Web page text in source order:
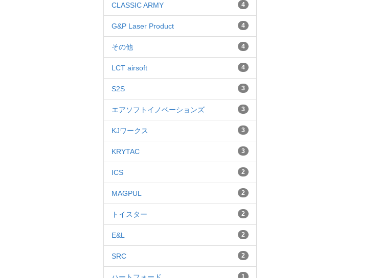
CLASSIC ARMY 4
G&P Laser Product 4
その他 4
LCT airsoft 4
S2S 3
エアソフトイノベーションズ 3
KJワークス 3
KRYTAC 3
ICS 2
MAGPUL 2
トイスター 2
E&L 2
SRC 2
1